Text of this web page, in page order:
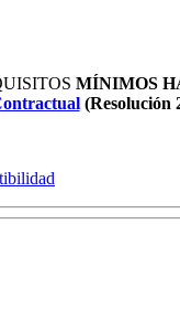
MÍNIMOS
(Resolución